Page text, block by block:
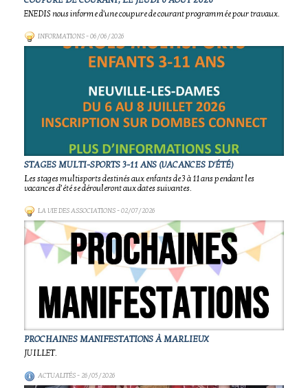
ENEDIS nous informe d'une coupure de courant programmée pour travaux.
INFORMATIONS- 06/06/2026
STAGES MULTI-SPORTS 3-11 ANS (VACANCES D'ÉTÉ)
Les stages multisports destinés aux enfants de 3 à 11 ans pendant les
vacances d’été se dérouleront aux dates suivantes.
LA VIE DES ASSOCIATIONS- 02/07/2026
PROCHAINES MANIFESTATIONS À MARLIEUX
JUILLET.
ACTUALITÉS- 26/05/2026